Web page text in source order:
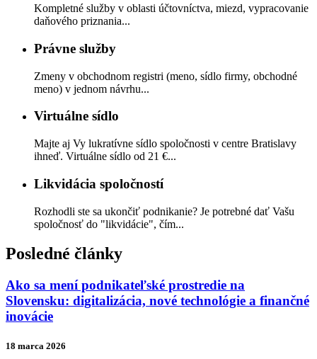
Kompletné služby v oblasti účtovníctva, miezd, vypracovanie
daňového priznania...
Právne služby
Zmeny v obchodnom registri (meno, sídlo firmy, obchodné
meno) v jednom návrhu...
Virtuálne sídlo
Majte aj Vy lukratívne sídlo spoločnosti v centre Bratislavy
ihneď. Virtuálne sídlo od 21 €...
Likvidácia spoločností
Rozhodli ste sa ukončiť podnikanie? Je potrebné dať Vašu
spoločnosť do "likvidácie", čím...
Posledné články
Ako sa mení podnikateľské prostredie na
Slovensku: digitalizácia, nové technológie a finančné
inovácie
18 marca 2026